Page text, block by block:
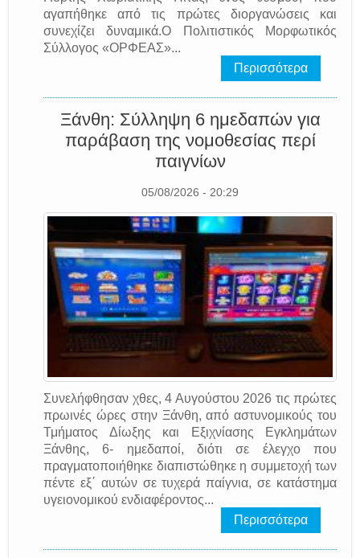
αγαπήθηκε από τις πρώτες διοργανώσεις και
συνεχίζει δυναμικά.Ο Πολιτιστικός Μορφωτικός
Σύλλογος «ΟΡΦΕΑΣ»...
Περισσότερα
Ξάνθη: Σύλληψη 6 ημεδαπών για
παράβαση της νομοθεσίας περί
παιγνίων
05/08/2026 - 20:29
Συνελήφθησαν χθες, 4 Αυγούστου 2026 τις πρώτες
πρωινές ώρες στην Ξάνθη, από αστυνομικούς του
Τμήματος Δίωξης και Εξιχνίασης Εγκλημάτων
Ξάνθης, 6- ημεδαποί, διότι σε έλεγχο που
πραγματοποιήθηκε διαπιστώθηκε η συμμετοχή των
πέντε εξ΄ αυτών σε τυχερά παίγνια, σε κατάστημα
υγειονομικού ενδιαφέροντος...
Περισσότερα